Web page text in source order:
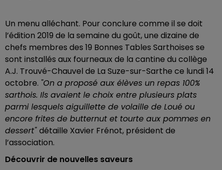
Un menu alléchant. Pour conclure comme il se doit
l’édition 2019 de la semaine du goût, une dizaine de
chefs membres des 19 Bonnes Tables Sarthoises se
sont installés aux fourneaux de la cantine du collège
A.J. Trouvé-Chauvel de La Suze-sur-Sarthe ce lundi 14
octobre. "On a proposé aux élèves un repas 100%
sarthois. Ils avaient le choix entre plusieurs plats
parmi lesquels aiguillette de volaille de Loué ou
encore frites de butternut et tourte aux pommes en
dessert"détaille Xavier Frénot, président de
l’association.
Découvrir de nouvelles saveurs